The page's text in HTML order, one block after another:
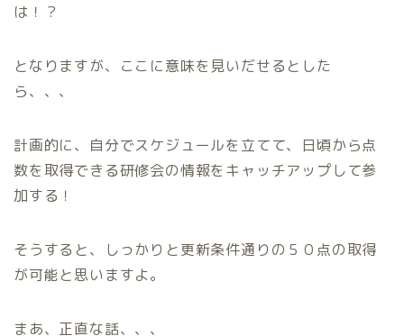
は！？
となりますが、ここに意味を見いだせるとした
ら、、、
計画的に、自分でスケジュールを立てて、日頃から点
数を取得できる研修会の情報をキャッチアップして参
加する！
そうすると、しっかりと更新条件通りの５０点の取得
が可能と思いますよ。
まあ、正直な話、、、